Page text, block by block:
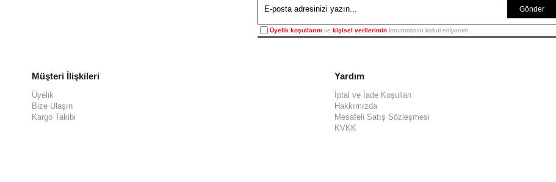
Gönder
Üyelik koşullarını ve kişisel verilerimin korunmasını kabul ediyorum.
Müşteri İlişkileri
Üyelik
Bize Ulaşın
Kargo Takibi
Yardım
İptal ve İade Koşulları
Hakkımızda
Mesafeli Satış Sözleşmesi
KVKK